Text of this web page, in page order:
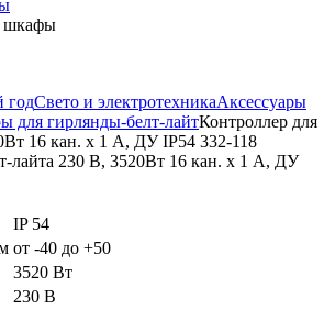
годСвето и электротехникаАксессуары
для гирлянды-белт-лайтКонтроллер для
16 кан. х 1 А, ДУ IP54 332-118
IP 54
от -40 до +50
3520 Вт
230 В